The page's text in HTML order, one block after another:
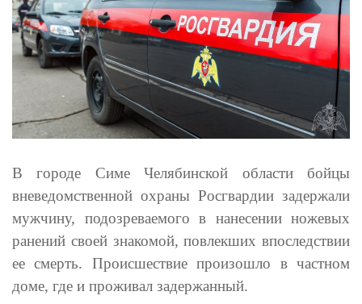
В городе Симе Челябинской области бойцы
вневедомственной охраны Росгвардии задержали
мужчину, подозреваемого в нанесении ножевых
ранений своей знакомой, повлекших впоследствии
ее смерть. Происшествие произошло в частном
доме, где и проживал задержанный.